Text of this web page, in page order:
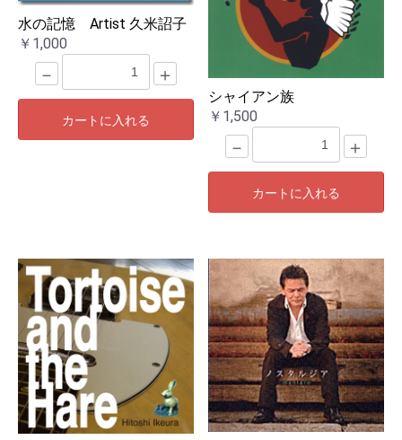
水の記憶 Artist 久米詔子
￥1,000
－ ＋
カートに入れる
シャイアン族
￥1,500
－ ＋
カートに入れる